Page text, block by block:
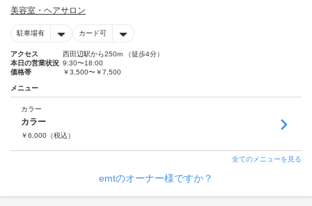
美容室・ヘアサロン
駐車場有 カード可
アクセス
西田辺駅から250m （徒歩4分）
本日の営業状況 9:30〜18:00
価格帯
￥3,500〜￥7,500
メニュー
カラー
カラー
￥6,000 （税込）
全てのメニューを見る
emtのオーナー様ですか？